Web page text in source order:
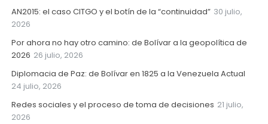
AN2015: el caso CITGO y el botín de la “continuidad” 30 julio,
2026
Por ahora no hay otro camino: de Bolívar a la geopolítica de
2026 26 julio, 2026
Diplomacia de Paz: de Bolívar en 1825 a la Venezuela Actual
24 julio, 2026
Redes sociales y el proceso de toma de decisiones 21 julio,
2026